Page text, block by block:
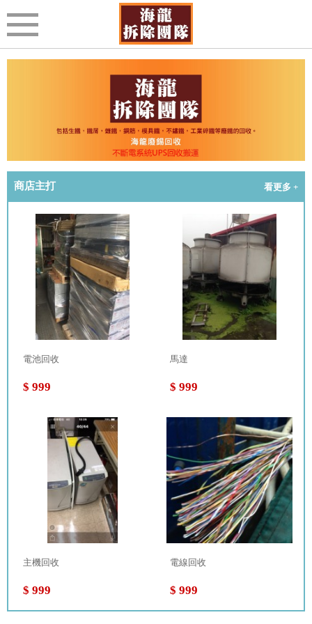
商店主打 看更多 +
電池回收
$ 999
馬達
$ 999
主機回收
$ 999
電線回收
$ 999